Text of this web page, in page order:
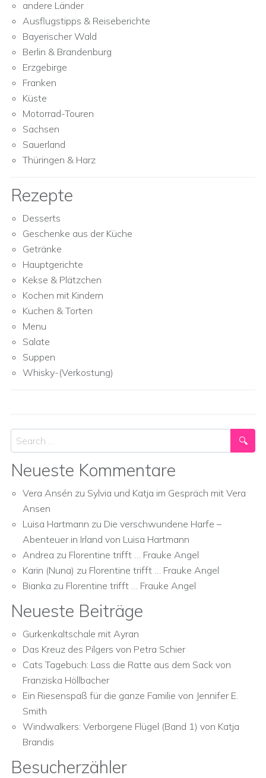
andere Länder
Ausflugstipps & Reiseberichte
Bayerischer Wald
Berlin & Brandenburg
Erzgebirge
Franken
Küste
Motorrad-Touren
Sachsen
Sauerland
Thüringen & Harz
Rezepte
Desserts
Geschenke aus der Küche
Getränke
Hauptgerichte
Kekse & Plätzchen
Kochen mit Kindern
Kuchen & Torten
Menu
Salate
Suppen
Whisky-(Verkostung)
Search
Neueste Kommentare
Vera Ansén zu Sylvia und Katja im Gespräch mit Vera
Ansen
Luisa Hartmann zu Die verschwundene Harfe –
Abenteuer in Irland von Luisa Hartmann
Andrea zu Florentine trifft … Frauke Angel
Karin (Nuna) zu Florentine trifft … Frauke Angel
Bianka zu Florentine trifft … Frauke Angel
Neueste Beiträge
Gurkenkaltschale mit Ayran
Das Kreuz des Pilgers von Petra Schier
Cats Tagebuch: Lass die Ratte aus dem Sack von
Franziska Höllbacher
Ein Riesenspaß für die ganze Familie von Jennifer E.
Smith
Windwalkers: Verborgene Flügel (Band 1) von Katja
Brandis
Besucherzähler